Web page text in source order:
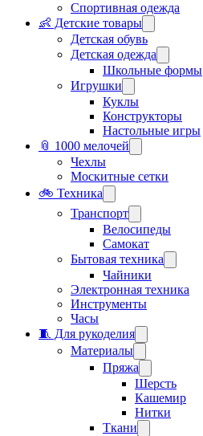
Спортивная одежда
👶 Детские товары
Детская обувь
Детская одежда
Школьные формы
Игрушки
Куклы
Конструкторы
Настольные игры
📎 1000 мелочей
Чехлы
Москитные сетки
🚲 Техника
Транспорт
Велосипеды
Самокат
Бытовая техника
Чайники
Электронная техника
Инструменты
Часы
🧵 Для рукоделия
Материалы
Пряжа
Шерсть
Кашемир
Нитки
Ткани